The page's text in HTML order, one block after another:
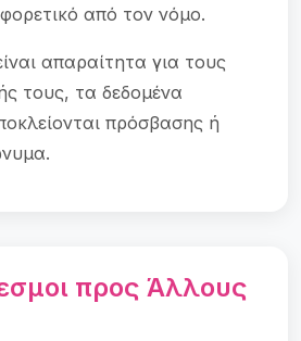
από τον νόμο.
απαραίτητα για τους
τους, τα δεδομένα
πρόσβασης ή
προς Άλλους